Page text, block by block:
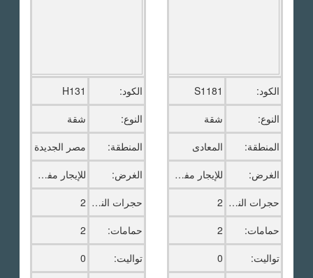
الكود:
S1181
النوع:
شقة
المنطقة:
المعادى
الغرض:
للإيجار مفروش
حجرات النوم: 2
حمامات:
2
تواليت:
0
الكود:
H131
النوع:
شقة
المنطقة:
مصر الجديدة
الغرض:
للإيجار مفروش
حجرات النوم: 2
حمامات:
2
تواليت:
0